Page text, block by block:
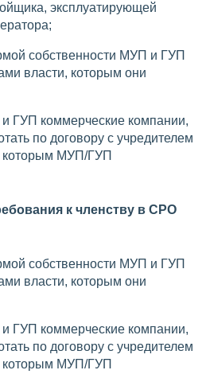
эксплуатирующей
собственности МУП и ГУП
власти, которым они
ГУП коммерческие компании,
по договору с учредителем
которым МУП/ГУП
к членству в СРО
собственности МУП и ГУП
власти, которым они
ГУП коммерческие компании,
по договору с учредителем
которым МУП/ГУП